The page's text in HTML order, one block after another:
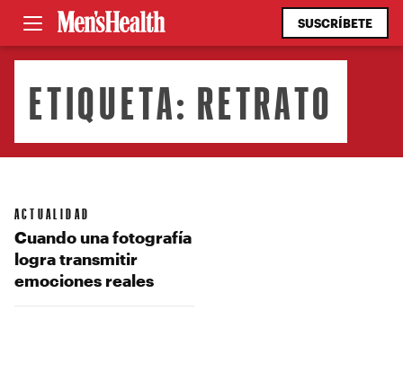
SUSCRÍBETE
ETIQUETA: RETRATO
ACTUALIDAD
Cuando una fotografía
logra transmitir
emociones reales